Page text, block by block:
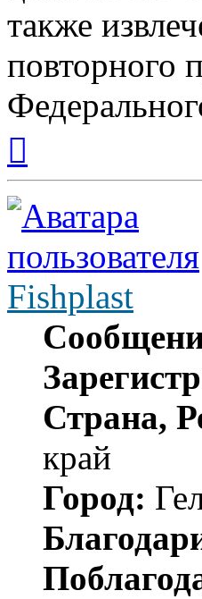
также
повторного
началу
Fishplast
Страна,
край
Город: